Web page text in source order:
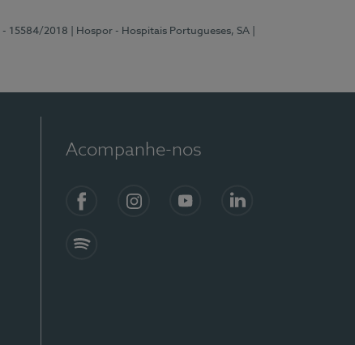
- 15584/2018 | Hospor - Hospitais Portugueses, SA
Acompanhe-nos